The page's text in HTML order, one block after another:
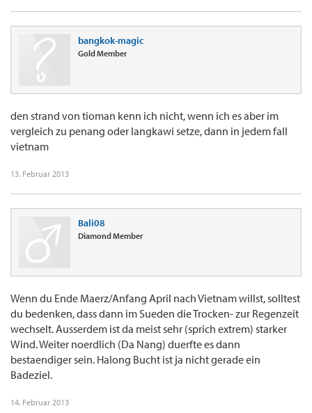
bangkok-magic
Gold Member
den strand von tioman kenn ich nicht, wenn ich es aber im
vergleich zu penang oder langkawi setze, dann in jedem fall
vietnam
13. Februar 2013
Bali08
Diamond Member
Wenn du Ende Maerz/Anfang April nach Vietnam willst, solltest
du bedenken, dass dann im Sueden die Trocken- zur Regenzeit
wechselt. Ausserdem ist da meist sehr (sprich extrem) starker
Wind. Weiter noerdlich (Da Nang) duerfte es dann
bestaendiger sein. Halong Bucht ist ja nicht gerade ein
Badeziel.
14. Februar 2013